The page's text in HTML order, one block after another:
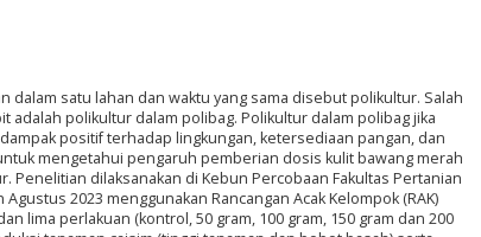
satu lahan dan waktu yang sama disebut polikultur. Salah
polikultur dalam polibag. Polikultur dalam polibag jika
positif terhadap lingkungan, ketersediaan pangan, dan
mengetahui pengaruh pemberian dosis kulit bawang merah
dilaksanakan di Kebun Percobaan Fakultas Pertanian
2023 menggunakan Rancangan Acak Kelompok (RAK)
lima perlakuan (kontrol, 50 gram, 100 gram, 150 gram dan 200